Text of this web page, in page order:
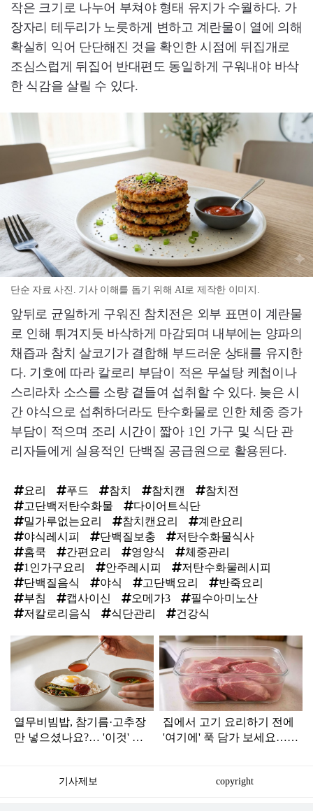
작은 크기로 나누어 부쳐야 형태 유지가 수월하다. 가
장자리 테두리가 노릇하게 변하고 계란물이 열에 의해
확실히 익어 단단해진 것을 확인한 시점에 뒤집개로
조심스럽게 뒤집어 반대편도 동일하게 구워내야 바삭
한 식감을 살릴 수 있다.
단순 자료 사진. 기사 이해를 돕기 위해 AI로 제작한 이미지.
앞뒤로 균일하게 구워진 참치전은 외부 표면이 계란물
로 인해 튀겨지듯 바삭하게 마감되며 내부에는 양파의
채즙과 참치 살코기가 결합해 부드러운 상태를 유지한
다. 기호에 따라 칼로리 부담이 적은 무설탕 케첩이나
스리라차 소스를 소량 곁들여 섭취할 수 있다. 늦은 시
간 야식으로 섭취하더라도 탄수화물로 인한 체중 증가
부담이 적으며 조리 시간이 짧아 1인 가구 및 식단 관
리자들에게 실용적인 단백질 공급원으로 활용된다.
요리 푸드 참치 참치캔
참치전
고단백저탄수화물
다이어트식단
밀가루없는요리
참치캔요리
계란요리
야식레시피
단백질보충
저탄수화물식사
홈쿡
간편요리 영양식
체중관리
1인가구요리
안주레시피
저탄수화물레시피
단백질음식
야식 고단백요리
반죽요리
부침
캡사이신 오메가3
필수아미노산
저칼로리음식
식단관리 건강식
탑
라
인
열무비빔밥, 참기름·고추장
만 넣으셨나요?… '이것' 한
집에서 고기 요리하기 전에
'여기에' 푹 담가 보세요…가
기사제보 copyright